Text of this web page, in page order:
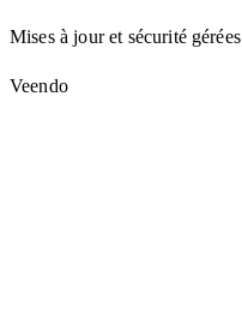
Mises à jour et sécurité gérées
Veendo